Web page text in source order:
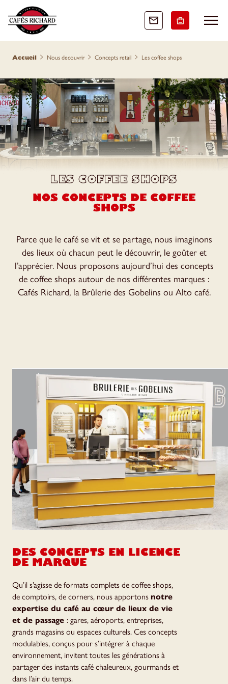
accueil nous decouvrir concepts retail les coffee shops
LES COFFEE SHOPS
NOS CONCEPTS DE COFFEE
SHOPS
Parce que le café se vit et se partage, nous imaginons
des lieux où chacun peut le découvrir, le goûter et
l’apprécier. Nous proposons aujourd’hui des concepts
de coffee shops autour de nos différentes marques :
Cafés Richard, la Brûlerie des Gobelins ou Alto café.
DES CONCEPTS EN LICENCE
DE MARQUE
Qu’il s’agisse de formats complets de coffee shops,
de comptoirs, de corners, nous apportons notre
expertise du café au cœur de lieux de vie
et de passage : gares, aéroports, entreprises,
grands magasins ou espaces culturels. Ces concepts
modulables, conçus pour s’intégrer à chaque
environnement, invitent toutes les générations à
partager des instants café chaleureux, gourmands et
dans l’air du temps.